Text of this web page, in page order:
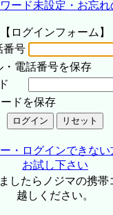
ード未設定・お忘れ
【ログインフォーム】
番号
・電話番号を保存
ドを保存
・ログインできな
お試し下さい
したらノジマの携帯
越しください。